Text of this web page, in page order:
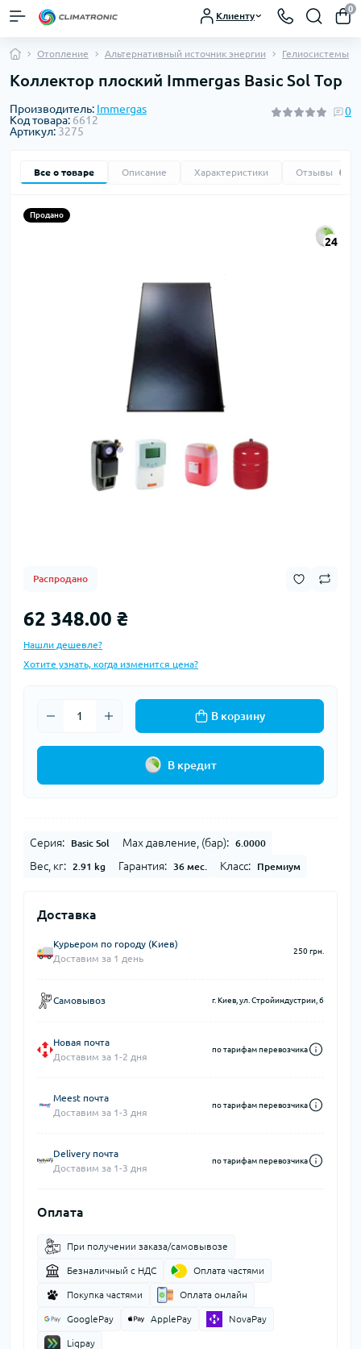
Клиенту
0
Отопление Альтернативный источник энергии Гелиосистемы
Коллектор плоский Immergas Basic Sol Top
Производитель: Immergas
Код товара: 6612
Артикул: 3275
0
Все о товаре Описание Характеристики Отзывы
Продано
24
Распродано
62 348.00 ₴
Нашли дешевле?
Хотите узнать, когда изменится цена?
В корзину
В кредит
Серия: Basic Sol Max давление, (бар): 6.0000
Вес, кг: 2.91 kg Гарантия: 36 мес. Класс: Премиум
Доставка
Курьером по городу (Киев)
Доставим за 1 день
250 грн.
Самовывоз г. Киев, ул. Стройиндустрии, 6
Новая почта
Доставим за 1-2 дня
по тарифам перевозчика
Meest почта
Доставим за 1-3 дня
по тарифам перевозчика
Delivery почта
Доставим за 1-3 дня
по тарифам перевозчика
Оплата
При получении заказа/самовывозе
Безналичный с НДС Оплата частями
Покупка частями Оплата онлайн
GooglePay ApplePay NovaPay
Liqpay